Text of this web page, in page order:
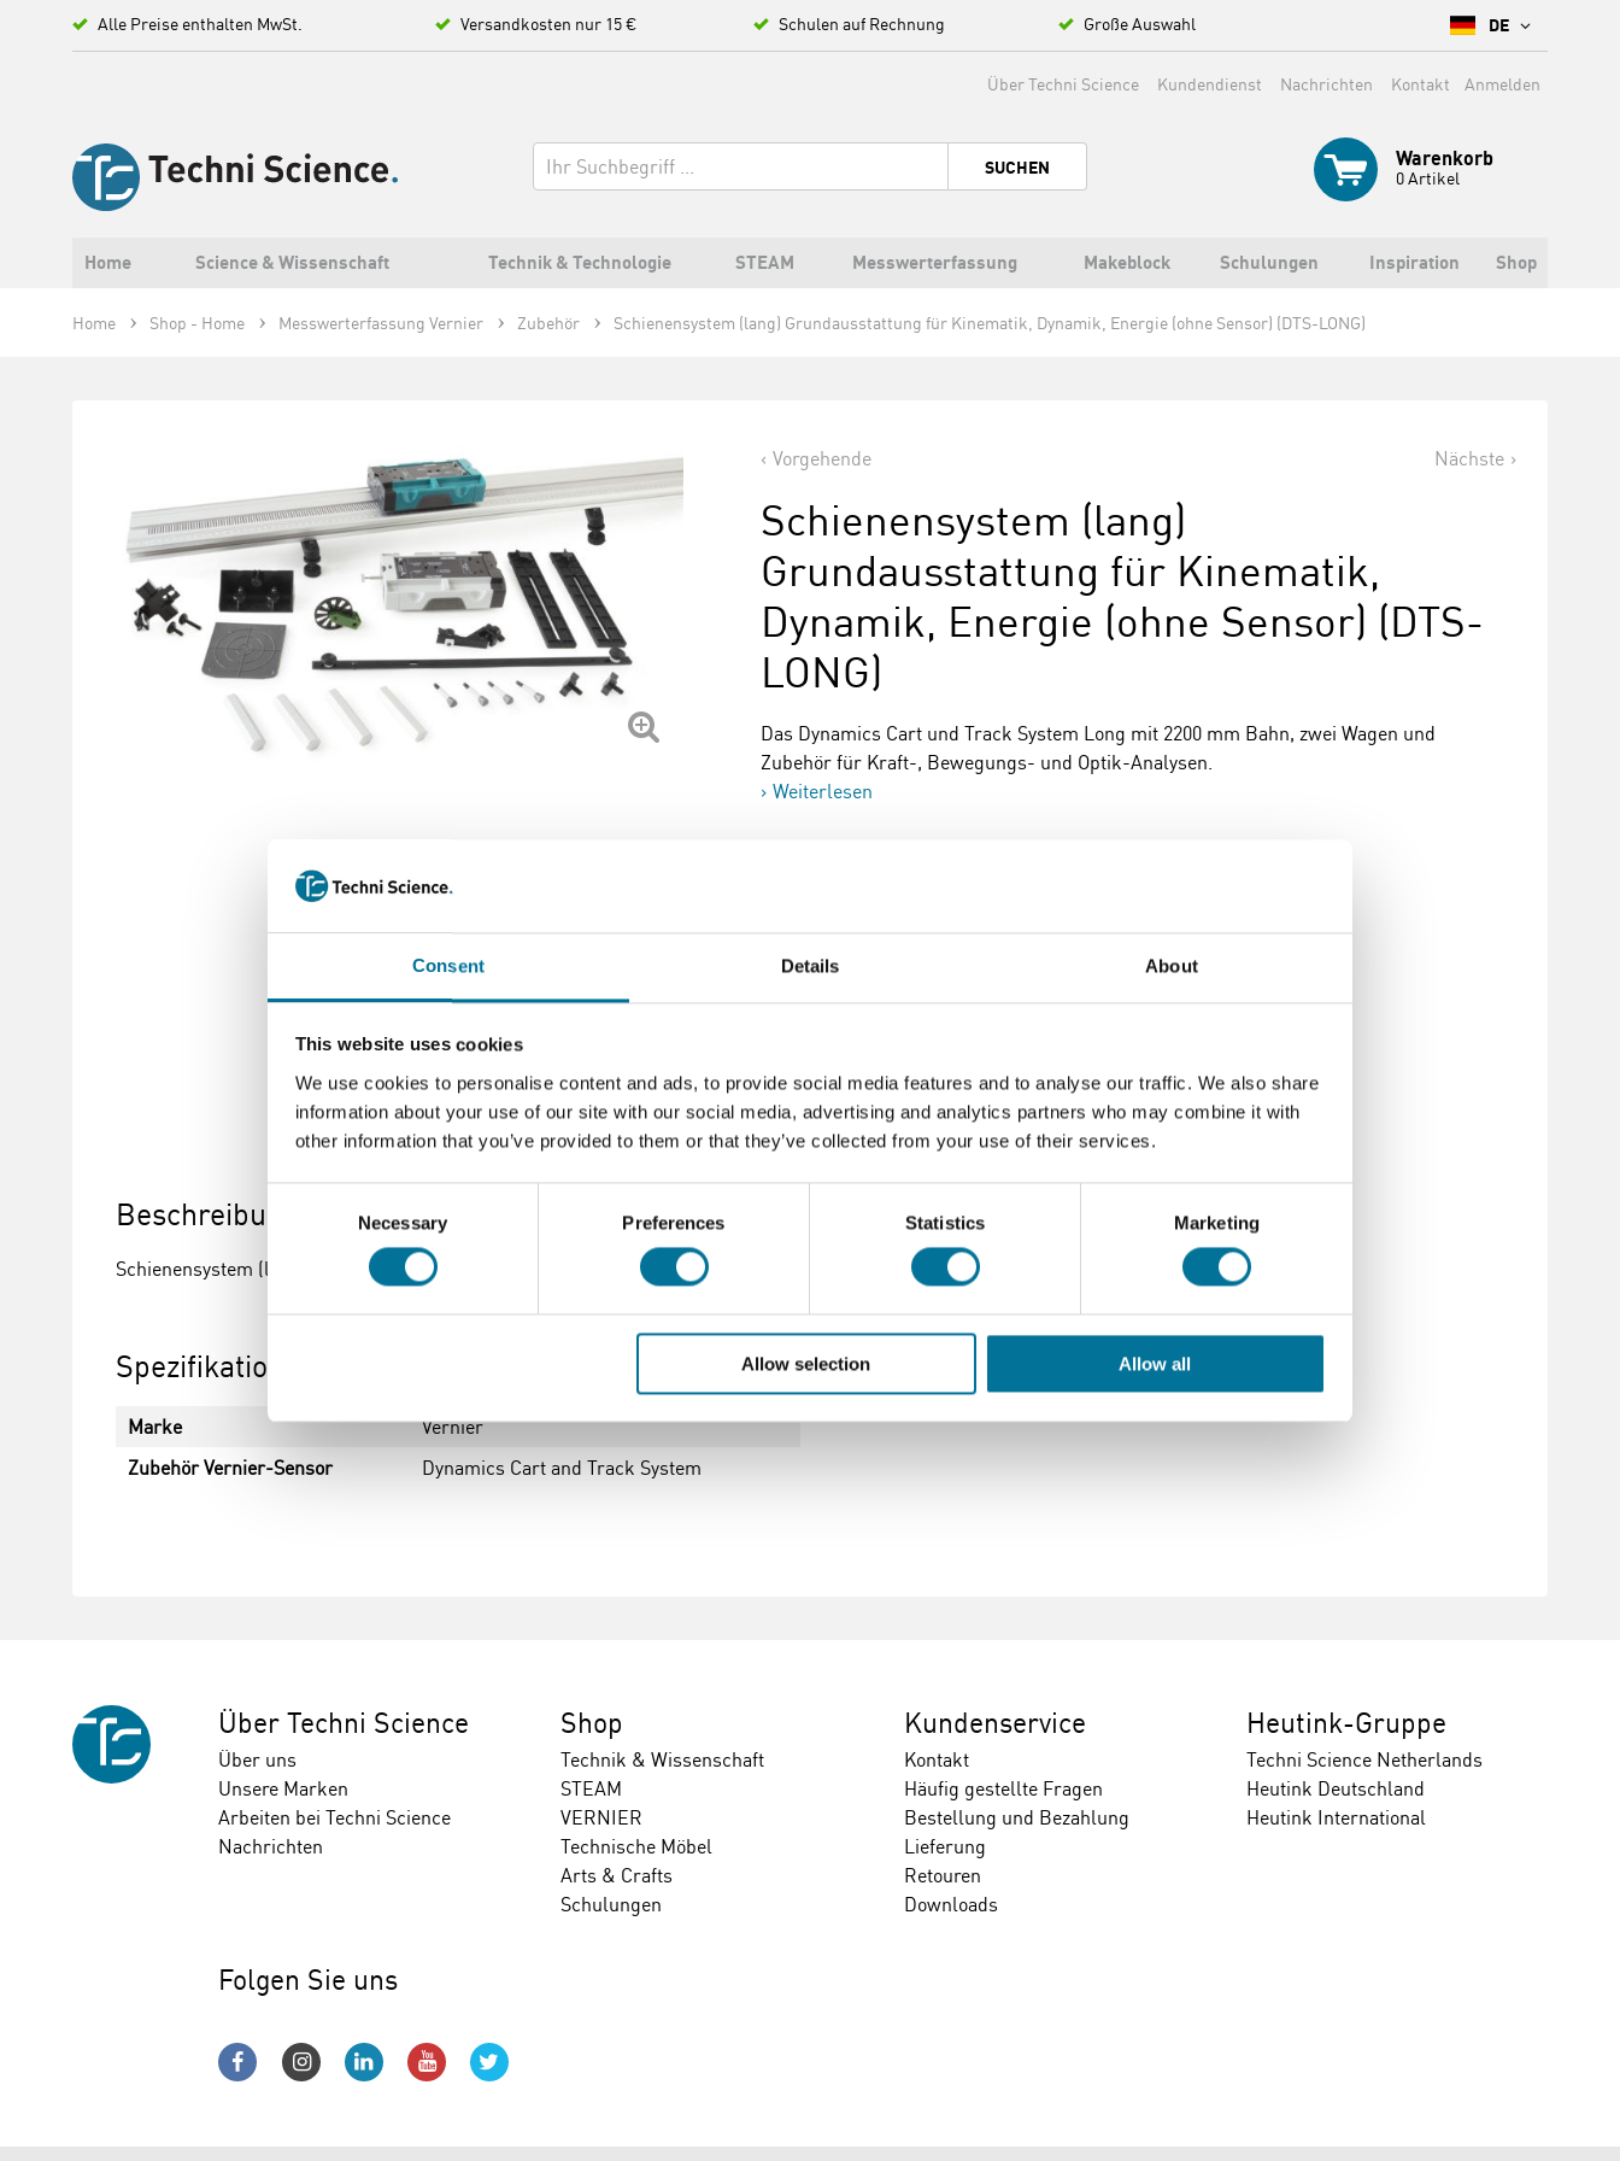
Consent Details About
This website uses cookies
We use cookies to personalise content and ads, to provide social media features and to analyse our traffic. We also share
information about your use of our site with our social media, advertising and analytics partners who may combine it with
other information that you’ve provided to them or that they’ve collected from your use of their services.
Necessary Preferences Statistics Marketing
Allow selection Allow all
Alle Preise enthalten MwSt. Versandkosten nur 15 € Schulen auf Rechnung Große Auswahl DE
Anmelden
Über Techni Science Kundendienst Nachrichten Kontakt
Warenkorb
0Artikel
SUCHEN
Home Science & Wissenschaft Technik & Technologie STEAM Messwerterfassung Makeblock Schulungen Inspiration Shop
Home Shop - Home Messwerterfassung Vernier Zubehör Schienensystem (lang) Grundausstattung für Kinematik, Dynamik, Energie (ohne Sensor) (DTS-LONG)
Vorgehende Nächste
Schienensystem (lang)
Grundausstattung für Kinematik,
Dynamik, Energie (ohne Sensor) (DTS-
LONG)
Das Dynamics Cart und Track System Long mit 2200 mm Bahn, zwei Wagen und
Zubehör für Kraft-, Bewegungs- und Optik-Analysen.
Weiterlesen
Zum Warenkorb hinzufügen
Beschreibung
Schienensystem (lang) Grundausstattung für Kinematik, Dynamik, Energie (ohne Sensor) (DTS-LONG)
Spezifikationen
Marke
Vernier
Zubehör Vernier-Sensor
Dynamics Cart and Track System
Über Techni Science
Über uns
Unsere Marken
Arbeiten bei Techni Science
Nachrichten
Shop
Technik & Wissenschaft
STEAM
VERNIER
Technische Möbel
Arts & Crafts
Schulungen
Kundenservice
Kontakt
Häufig gestellte Fragen
Bestellung und Bezahlung
Lieferung
Retouren
Downloads
Heutink-Gruppe
Techni Science Netherlands
Heutink Deutschland
Heutink International
Folgen Sie uns